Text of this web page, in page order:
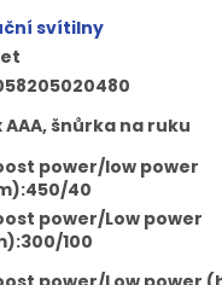
svítilny
AAA, šnůrka na ruku
power/low power
40
power/Low power
100